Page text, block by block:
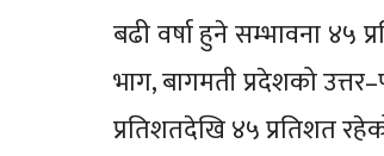
बढी वर्षा हुने सम्भावना ४५
भाग, बागमती प्रदेशको
प्रतिशतदेखि ४५ प्रतिशत